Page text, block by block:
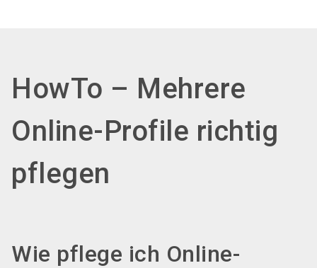
HowTo – Mehrere
Online-Profile richtig
pflegen
Wie pflege ich Online-